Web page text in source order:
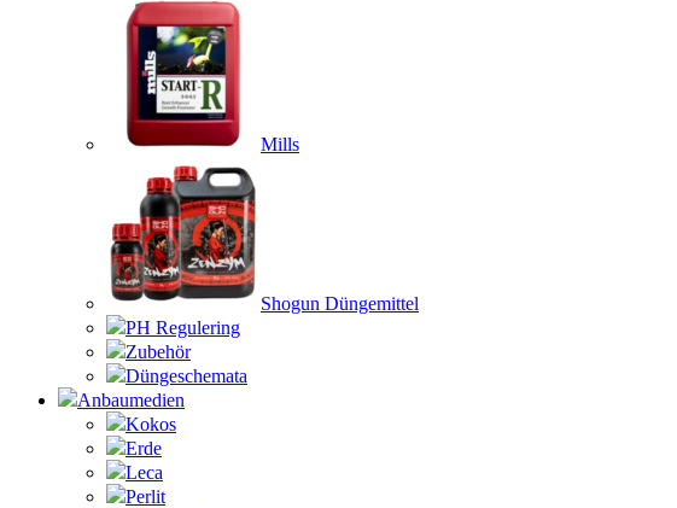
Mills
Shogun Düngemittel
PH Regulering
Zubehör
Düngeschemata
Anbaumedien
Kokos
Erde
Leca
Perlit